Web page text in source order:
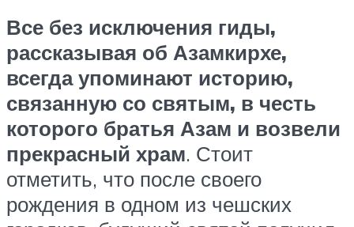
Все без исключения гиды,
рассказывая об Азамкирхе,
всегда упоминают историю,
связанную со святым, в честь
которого братья Азам и возвели
прекрасный храм. Стоит
отметить, что после своего
рождения в одном из чешских